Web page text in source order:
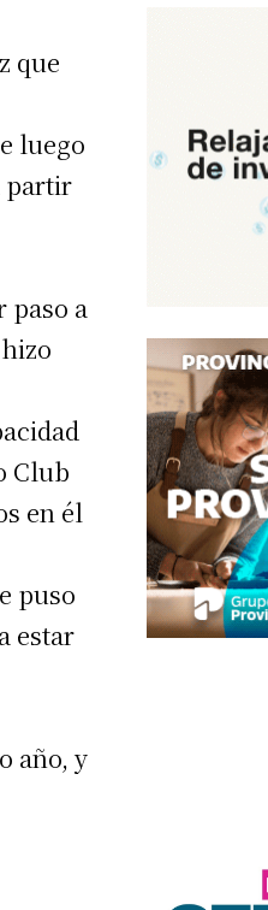
* Requerido
que
luego
partir
paso a
Club
en él
puso
estar
año, y